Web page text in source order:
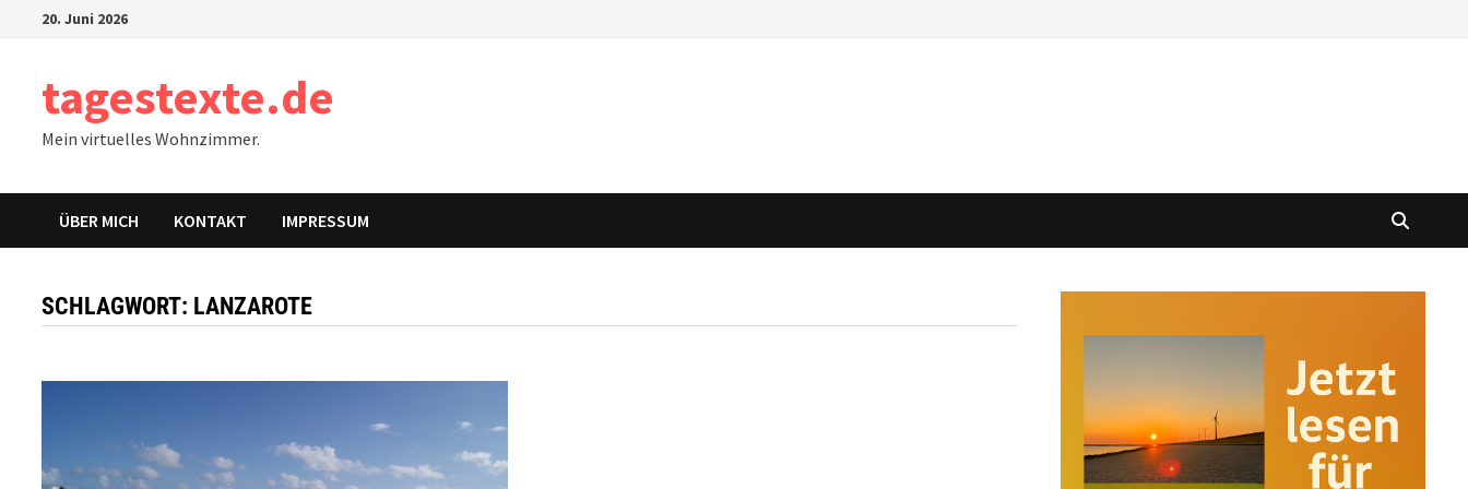
20. Juni 2026
tagestexte.de
Mein virtuelles Wohnzimmer.
ÜBER MICH KONTAKT IMPRESSUM
SCHLAGWORT: LANZAROTE